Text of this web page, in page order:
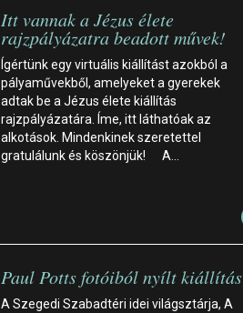
Itt vannak a Jézus élete
rajzpályázatra beadott művek!
Ígértünk egy virtuális kiállítást azokból a
pályaművekből, amelyeket a gyerekek
adtak be a Jézus élete kiállítás
rajzpályázatára. Íme, itt láthatóak az
alkotások. Mindenkinek szeretettel
gratulálunk és köszönjük! A…
Paul Potts fotóiból nyílt kiállítás
A Szegedi Szabadtéri idei világsztárja, A